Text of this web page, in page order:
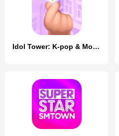
Idol Tower: K-pop & Models